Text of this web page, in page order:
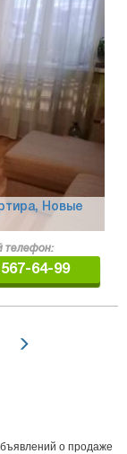
Новые
телефон:
64-99
о продаже